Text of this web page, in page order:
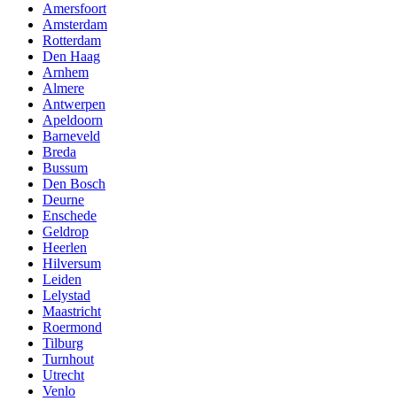
Amersfoort
Amsterdam
Rotterdam
Den Haag
Arnhem
Almere
Antwerpen
Apeldoorn
Barneveld
Breda
Bussum
Den Bosch
Deurne
Enschede
Geldrop
Heerlen
Hilversum
Leiden
Lelystad
Maastricht
Roermond
Tilburg
Turnhout
Utrecht
Venlo